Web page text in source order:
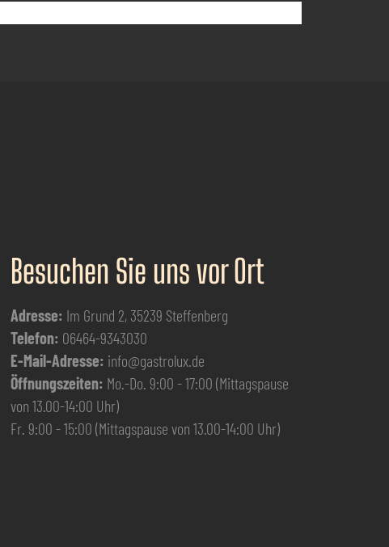
Besuchen Sie uns vor Ort
Adresse: Im Grund 2, 35239 Steffenberg
Telefon: 06464-9343030
E-Mail-Adresse: info@gastrolux.de
Öffnungszeiten: Mo.-Do. 9:00 - 17:00 (Mittagspause
von 13.00-14:00 Uhr)
Fr. 9:00 - 15:00 (Mittagspause von 13.00-14:00 Uhr)